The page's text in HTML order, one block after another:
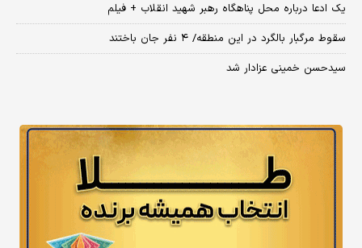
یک ادعا درباره محل پناهگاه‌ رهبر شهید انقلاب + فیلم
سقوط مرگبار بالگرد در این منطقه/ ۴ نفر جان باختند
سیدحسن خمینی عزادار شد